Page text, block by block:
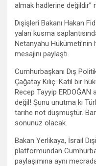
almak hadlerine değildir”
Dışişleri Bakanı Hakan
yalan kusma
Netanyahu Hükümeti’nin
mesajını paylaştı.
Cumhurbaşkanı Dış
Çağatay Kılıç: Katil bir
Recep Tayyip ERDOĞAN
değil! Şunu unutma ki
tarihe not düşmüştür.
sonunuz olacak.
Bakan Yerlikaya, İsrail
platformundan
paylaşımına aynı